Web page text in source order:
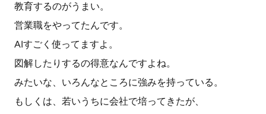
教育するのがうまい。
営業職をやってたんです。
AIすごく使ってますよ。
図解したりするの得意なんですよね。
みたいな、いろんなところに強みを持っている。
もしくは、若いうちに会社で培ってきたが、